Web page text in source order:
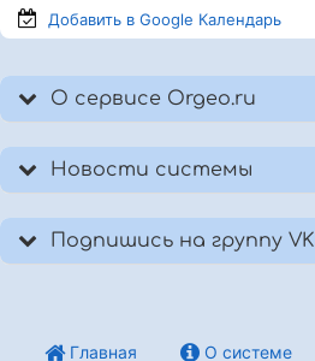
Добавить в Google Календарь
О сервисе Orgeo.ru
Новости системы
Подпишись на группу VK
Главная О системе